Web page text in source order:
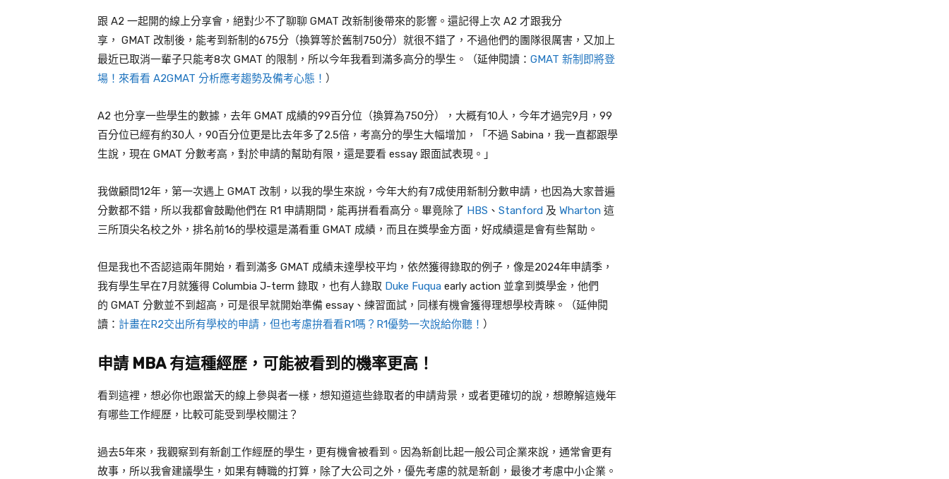
跟 A2 一起開的線上分享會，絕對少不了聊聊 GMAT 改新制後帶來的影響。還記得上次 A2 才跟我分
享， GMAT 改制後，能考到新制的675分（換算等於舊制 750分）就很不錯了，不過他們的 團隊很厲害，又加上
最近已取消一輩子只能考8次 GMAT 的限制，所以今年我看到滿多高分的學生。（延伸閱讀： GMAT 新制即將登
場！來看看 A2GMAT 分析應考趨勢及備考心態！ ）
A2 也分享一些學生的數據，去年 GMAT 成績的99百分位（換算為750分），大概有10人，今年才過完9月， 99
百分位已經有約30人， 90百分位更是比去年多了2.5倍，考高分的學生大幅增加，「不過 Sabina ，我一直都跟學
生說，現在 GMAT 分數考高，對於申請的幫助有限，還是要看 essay 跟面試表現。」
我做顧問12年，第一次遇上 GMAT 改制，以我的學生來說，今年大約有7成使用新制分數申請，也因為大家普遍
分數都不錯，所以我都會鼓勵他們在 R1 申請期間，能再拼看看高分。畢竟除了 HBS 、 Stanford 及 Wharton 這
三所頂尖名校之外，排名前16的學校還是滿看重 GMAT 成績，而且在獎學金方面，好成績還是會有些幫助。
但是我也不否認這兩年開始，看到滿多 GMAT 成績未達學校平均，依然獲得錄取的例子，像是2024年申請季，
我有學生早在7月就獲得 Columbia J-term 錄取，也有人錄取 Duke Fuqua early action 並拿到獎學金，他們
的 GMAT 分數並不到超高，可是很早就開始準備 essay 、練習面試，同樣有機會獲得理想學校青睞。（延伸閱
讀： 計畫在R2交出所有學校的申請，但也考慮拚看看R1嗎？R1優勢一次說給你聽！ ）
申請 MBA有這種經歷，可能被看到的機率更高！
看到這裡，想必你也跟當天的線上參與者一樣，想知道這些錄取者的申請背景，或者更確切的說，想瞭解這幾年
有哪些工作經歷，比較可能受到學校關注？
過去5年來，我觀察到有新創工作經歷的學生，更有機會被看到。因為新創比起一般公司企業來說，通常會更有
故事，所以我會建議學生，如果有轉職的打算，除了大公司之外，優先考慮的就是新創，最後才考慮中小企業。